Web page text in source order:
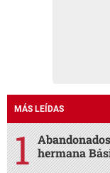
MÁS LEÍDAS
hermana